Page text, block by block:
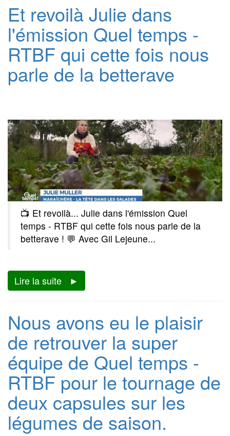
Et revoilà Julie dans
l'émission Quel temps -
RTBF qui cette fois nous
parle de la betterave
📺 Et revoilà... Julie dans l'émission Quel
temps - RTBF qui cette fois nous parle de la
betterave ! 💬 Avec Gil Lejeune...
Lire la suite
Nous avons eu le plaisir
de retrouver la super
équipe de Quel temps -
RTBF pour le tournage de
deux capsules sur les
légumes de saison.